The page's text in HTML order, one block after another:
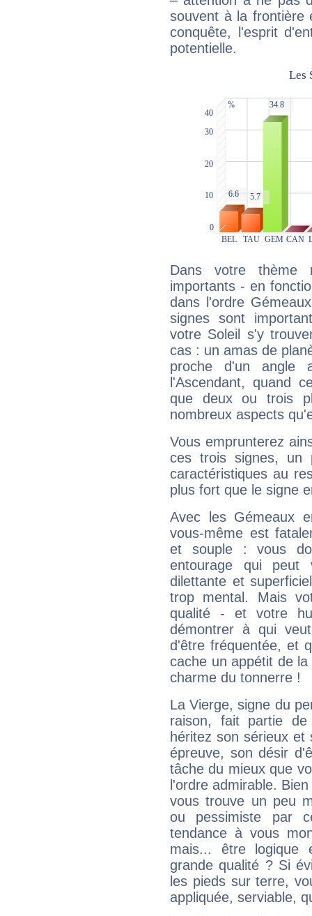
souvent à la frontière
conquête, l'esprit
potentielle.
Dans votre thème
importants - en
dans l'ordre
signes sont
votre Soleil s'y
cas : un amas de
proche d'un
l'Ascendant, quand
que deux ou trois
nombreux aspects
Vous emprunterez
ces trois signes, un
caractéristiques au
plus fort que le signe
Avec les Gémeaux
vous-même est
et souple : vous
entourage qui
dilettante et
trop mental. Mais
qualité - et votre
démontrer à qui
d'être fréquentée, et
cache un appétit de
charme du tonnerre !
La Vierge, signe du
raison, fait partie
héritez son sérieux
épreuve, son désir
tâche du mieux que
l'ordre admirable.
vous trouve un peu
ou pessimiste par
tendance à vous
mais... être logique
grande qualité ? Si
les pieds sur terre,
appliquée, serviable,